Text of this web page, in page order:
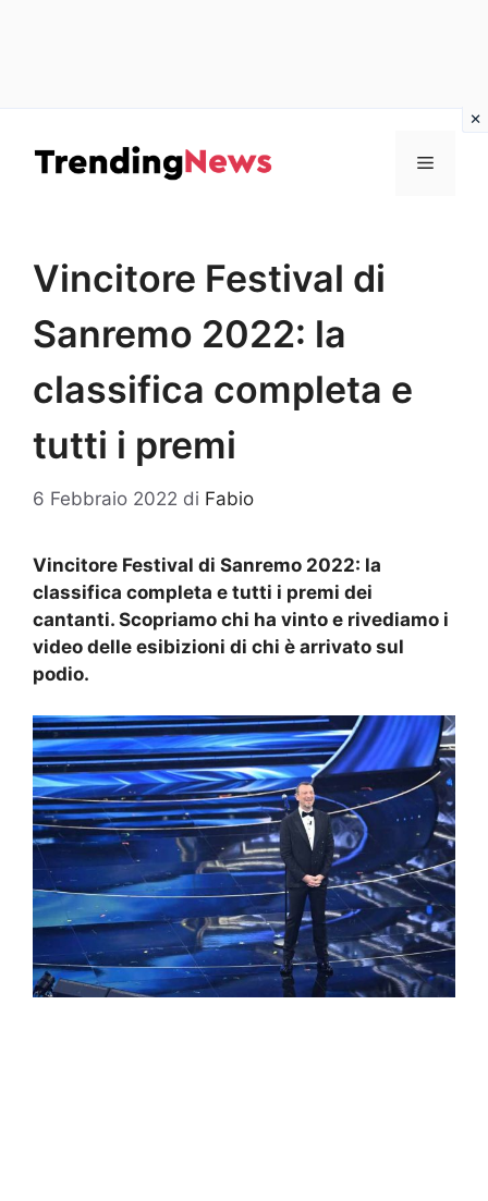
contenuto
Menu
Vincitore Festival di
Sanremo 2022: la
classifica completa e
tutti i premi
6 Febbraio 2022 di Fabio
Vincitore Festival di Sanremo 2022: la
classifica completa e tutti i premi dei
cantanti. Scopriamo chi ha vinto e rivediamo i
video delle esibizioni di chi è arrivato sul
podio.